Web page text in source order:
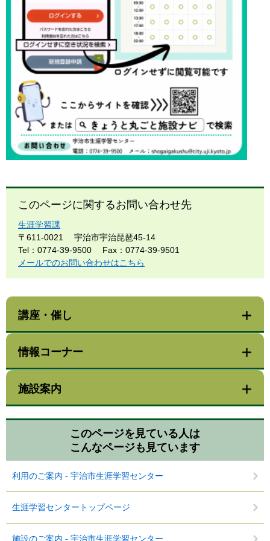
このページに関するお問い合わせ先
生涯学習課
〒611-0021
宇治市宇治琵琶45-14
Tel：0774-39-9500
Fax：0774-39-9501
メールでのお問い合わせはこちら
講座・催し
情報コーナー
施設案内
このページを見ている人は
こんなページも見ています
利用のご案内 - 宇治市生涯学習センター
生涯学習センタートップページ
施設のご案内 - 宇治市生涯学習センター